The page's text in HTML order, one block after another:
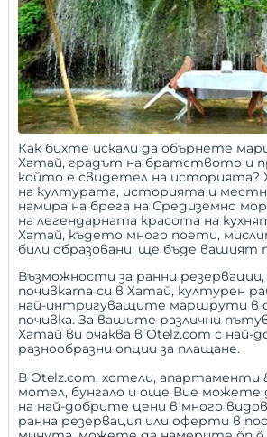
Как бихте искали да обърнете
Хатай, градът на братството и
който е свидетел на историята?
на културата, историята и
намира на брега на Средиземно
на легендарната красота на
Хатай, където много поети,
били образовани, ще бъде вашият
Възможности за ранни
почивката си в Хатай, културен
най-интригуващите маршрути в
почивка. За вашите различни
Хатай ви очаква в Otelz.com с най-
разнообразни опции за плащане.
В Otelz.com, хотели, апартаменти
мотел, бунгало и още Вие можете
на най-добрите цени в много
ранна резервация илиоферти в